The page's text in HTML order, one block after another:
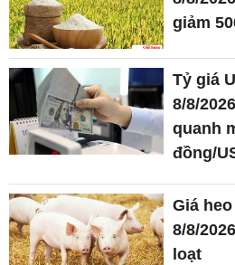
giảm
Tỷ giá
8/8/
quanh
đồng/
Giá
8/8/
loạt